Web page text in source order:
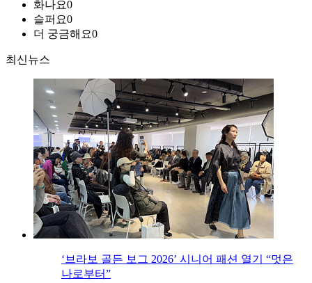
화나요0
슬퍼요0
더 궁금해요0
최신뉴스
‘브라보 골든 보그 2026’ 시니어 패션 열기 “멋은
나로부터”